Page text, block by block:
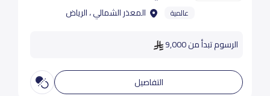
عالمية المعذر الشمالي ، الرياض
الرسوم تبدأ من 9,000
التفاصيل